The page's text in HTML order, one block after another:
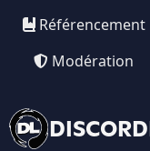
Référencement
Modération